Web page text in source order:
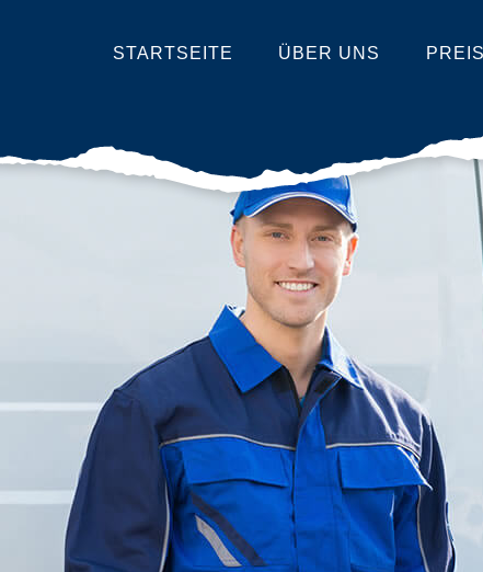
STARTSEITE ÜBER UNS